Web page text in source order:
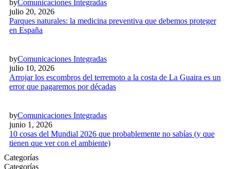
byComunicaciones Integradas
julio 20, 2026
Parques naturales: la medicina preventiva que debemos proteger
en España
byComunicaciones Integradas
julio 10, 2026
Arrojar los escombros del terremoto a la costa de La Guaira es un
error que pagaremos por décadas
byComunicaciones Integradas
junio 1, 2026
10 cosas del Mundial 2026 que probablemente no sabías (y que
tienen que ver con el ambiente)
Categorías
Categorías